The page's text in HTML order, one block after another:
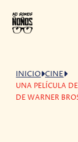
INICIO CINE
UNA PELÍCULA
DE WARNER